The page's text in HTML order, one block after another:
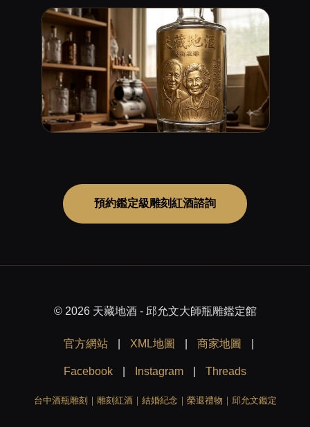
預約鑑定級雕刻紅酒諮詢
© 2026 天藏地酒 - 邱允文大師瓶雕鑑定館
官方網站 XML地圖 商家地圖
Facebook Instagram Threads
台中酒瓶雕刻｜雕刻紅酒｜結婚紀念｜榮退禮物｜邱允文鑑定